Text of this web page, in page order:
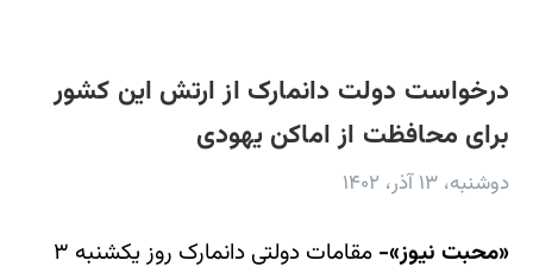
درخواست دولت دانمارک از ارتش این کشور
برای محافظت از اماکن یهودی
دوشنبه، ۱۳ آذر، ۱۴۰۲
«محبت نیوز»-
مقامات دولتی دانمارک روز یکشنبه ۳